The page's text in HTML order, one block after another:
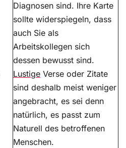
Diagnosen sind. Ihre Karte
sollte widerspiegeln, dass
auch Sie als
Arbeitskollegen sich
dessen bewusst sind.
Lustige Verse oder Zitate
sind deshalb meist weniger
angebracht, es sei denn
natürlich, es passt zum
Naturell des betroffenen
Menschen.